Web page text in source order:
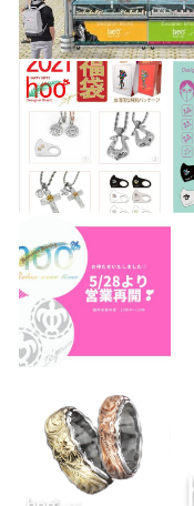
けのタイムレスなジ
堪能くださいませ?
ポーターズ3階にあ